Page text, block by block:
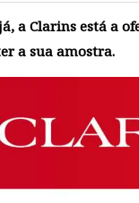
a Clarins está a
a sua amostra.